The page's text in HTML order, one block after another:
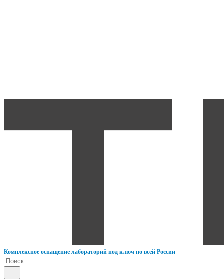
Комплексное оснащение лабораторий под ключ по всей России